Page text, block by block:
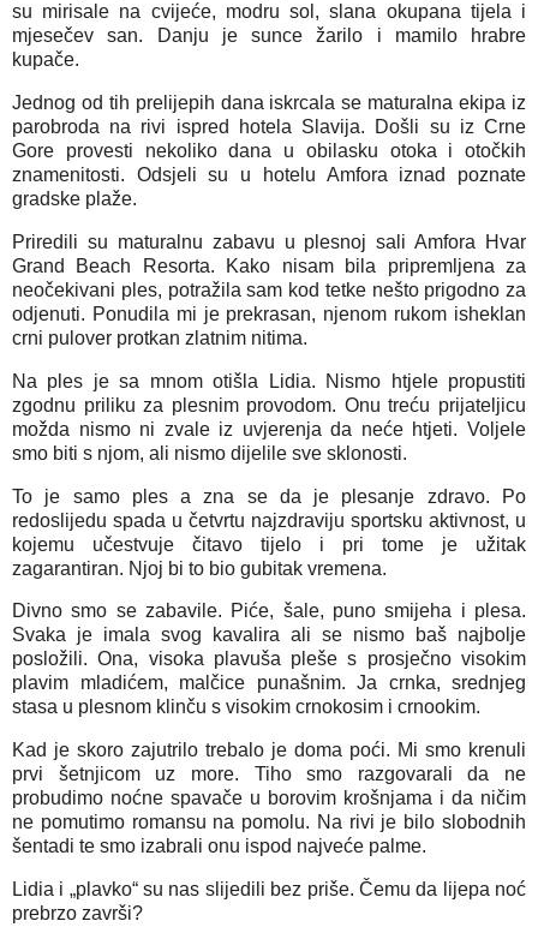
su mirisale na cvijeće, modru sol, slana okupana tijela i
mjesečev san. Danju je sunce žarilo i mamilo hrabre
kupače.
Jednog od tih prelijepih dana iskrcala se maturalna ekipa iz
parobroda na rivi ispred hotela Slavija. Došli su iz Crne
Gore provesti nekoliko dana u obilasku otoka i otočkih
znamenitosti. Odsjeli su u hotelu Amfora iznad poznate
gradske plaže.
Priredili su maturalnu zabavu u plesnoj sali Amfora Hvar
Grand Beach Resorta. Kako nisam bila pripremljena za
neočekivani ples, potražila sam kod tetke nešto prigodno za
odjenuti. Ponudila mi je prekrasan, njenom rukom isheklan
crni pulover protkan zlatnim nitima.
Na ples je sa mnom otišla Lidia. Nismo htjele propustiti
zgodnu priliku za plesnim provodom. Onu treću prijateljicu
možda nismo ni zvale iz uvjerenja da neće htjeti. Voljele
smo biti s njom, ali nismo dijelile sve sklonosti.
To je samo ples a zna se da je plesanje zdravo. Po
redoslijedu spada u četvrtu najzdraviju sportsku aktivnost, u
kojemu učestvuje čitavo tijelo i pri tome je užitak
zagarantiran. Njoj bi to bio gubitak vremena.
Divno smo se zabavile. Piće, šale, puno smijeha i plesa.
Svaka je imala svog kavalira ali se nismo baš najbolje
posložili. Ona, visoka plavuša pleše s prosječno visokim
plavim mladićem, malčice punašnim. Ja crnka, srednjeg
stasa u plesnom klinču s visokim crnokosim i crnookim.
Kad je skoro zajutrilo trebalo je doma poći. Mi smo krenuli
prvi šetnjicom uz more. Tiho smo razgovarali da ne
probudimo noćne spavače u borovim krošnjama i da ničim
ne pomutimo romansu na pomolu. Na rivi je bilo slobodnih
šentadi te smo izabrali onu ispod najveće palme.
Lidia i „plavko“ su nas slijedili bez priše. Čemu da lijepa noć
prebrzo završi?